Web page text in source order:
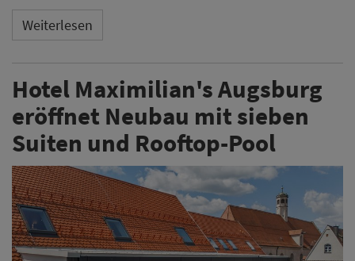
Weiterlesen
Hotel Maximilian's Augsburg
eröffnet Neubau mit sieben
Suiten und Rooftop-Pool